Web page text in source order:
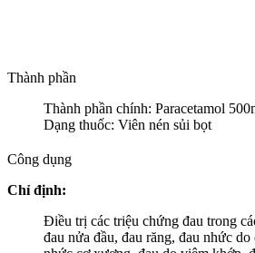
Thành phần
Thành phần chính: Paracetamol
Dạng thuốc: Viên nén sủi bọt
Công dụng
Chỉ định:
Điều trị các triệu chứng đau trong
đau nửa đầu, đau răng, đau nhức